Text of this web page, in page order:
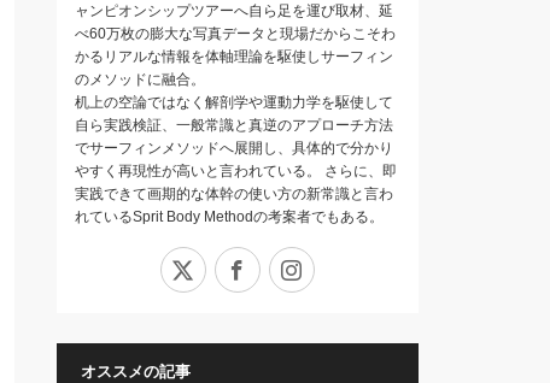
ャンピオンシップツアーへ自ら足を運び取材、延
べ60万枚の膨大な写真データと現場だからこそわ
かるリアルな情報を体軸理論を駆使しサーフィン
のメソッドに融合。
机上の空論ではなく解剖学や運動力学を駆使して
自ら実践検証、一般常識と真逆のアプローチ方法
でサーフィンメソッドへ展開し、具体的で分かり
やすく再現性が高いと言われている。 さらに、即
実践できて画期的な体幹の使い方の新常識と言わ
れているSprit Body Methodの考案者でもある。
Facebook
オススメの記事